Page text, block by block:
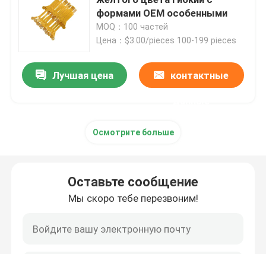
Фильм топления Polyimide
Гибкая нагревая пусковая площадка
Изготовленный на заказ гибкий подогреватель
формами OEM особенными
MOQ：100 частей
Цена：$3.00/pieces 100-199 pieces
Лучшая цена контактные
Осмотрите больше
Оставьте сообщение
Мы скоро тебе перезвоним!